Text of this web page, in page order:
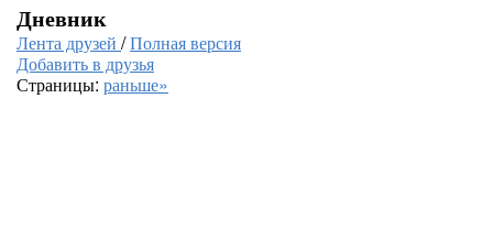
Дневник
Лента друзей /Полная версия
Добавить в друзья
Страницы: раньше»